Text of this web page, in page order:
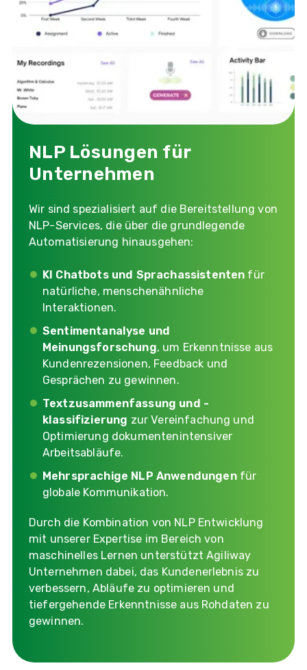
NLP Lösungen für
Unternehmen
Wir sind spezialisiert auf die Bereitstellung von
NLP-Services, die über die grundlegende
Automatisierung hinausgehen:
KI Chatbots und Sprachassistenten für
natürliche, menschenähnliche
Interaktionen.
Sentimentanalyse und
Meinungsforschung, um Erkenntnisse aus
Kundenrezensionen, Feedback und
Gesprächen zu gewinnen.
Textzusammenfassung und -
klassifizierung zur Vereinfachung und
Optimierung dokumentenintensiver
Arbeitsabläufe.
Mehrsprachige NLP Anwendungenfür
globale Kommunikation.
Durch die Kombination von NLP Entwicklung
mit unserer Expertise im Bereich von
maschinelles Lernen unterstützt Agiliway
Unternehmen dabei, das Kundenerlebnis zu
verbessern, Abläufe zu optimieren und
tiefergehende Erkenntnisse aus Rohdaten zu
gewinnen.